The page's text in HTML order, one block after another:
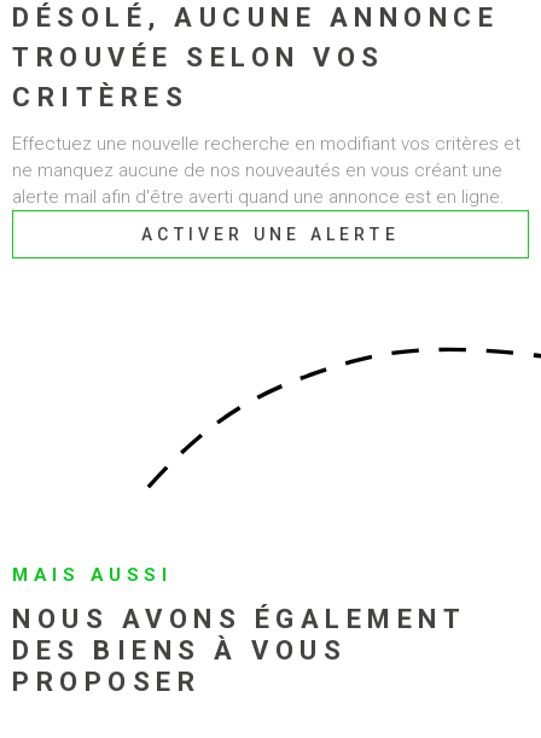
ALERTE E-
BIENS
CONTACT
DÉSOLÉ, AUCUNE ANNONCE
TROUVÉE SELON VOS
CRITÈRES
Effectuez une nouvelle recherche en modifiant vos critères et
ne manquez aucune de nos nouveautés en vous créant une
alerte mail afin d'être averti quand une annonce est en ligne.
ACTIVER UNE ALERTE
MAIS AUSSI
NOUS AVONS ÉGALEMENT
DES BIENS À VOUS
PROPOSER
TEXTE
CRITÈRES SUPPLÉMENTAIRES
Terrasse
RECHERCHER